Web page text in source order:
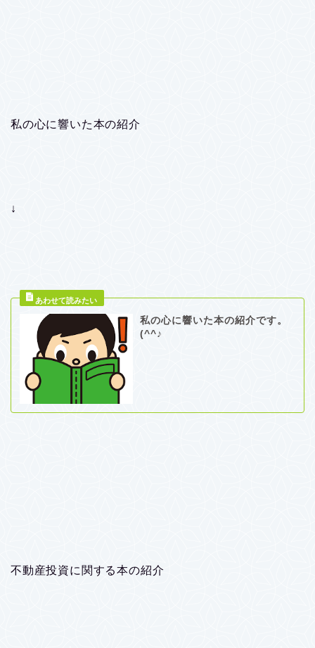
私の心に響いた本の紹介
↓
私の心に響いた本の紹介です。
(^^♪
不動産投資に関する本の紹介